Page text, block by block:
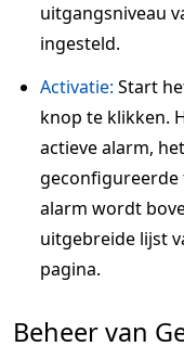
uitgangsniveau
ingesteld.
Activatie: Start
knop te klikken.
actieve alarm,
geconfigureerde
alarm wordt
uitgebreide lijst
pagina.
Beheer van